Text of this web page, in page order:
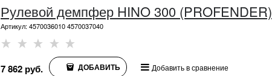
Рулевой демпфер HINO 300 (PROFENDER)
Артикул: 4570036010 4570037040
7 862 руб. ДОБАВИТЬ Добавить в сравнение